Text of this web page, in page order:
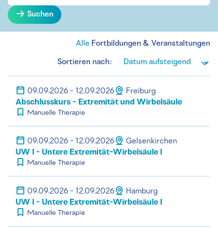
Suchen
Alle Fortbildungen & Veranstaltungen
Sortieren nach:
09.09.2026 - 12.09.2026 Freiburg
Abschlusskurs - Extremität und Wirbelsäule
Manuelle Therapie
09.09.2026 - 12.09.2026 Gelsenkirchen
UW I - Untere Extremität-Wirbelsäule I
Manuelle Therapie
09.09.2026 - 12.09.2026 Hamburg
UW I - Untere Extremität-Wirbelsäule I
Manuelle Therapie